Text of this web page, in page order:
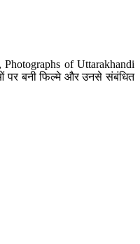
of Uttarakhandi
पर बनी फिल्मे और उनसे संबंधित